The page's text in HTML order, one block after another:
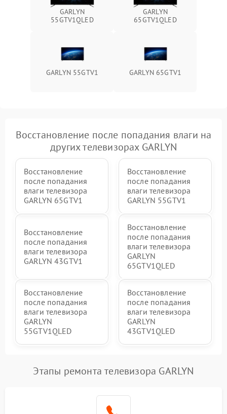
GARLYN
55GTV1QLED
GARLYN
65GTV1QLED
GARLYN 55GTV1 GARLYN 65GTV1
Восстановление после попадания влаги на
других телевизорах GARLYN
Восстановление
после попадания
влаги телевизора
GARLYN 65GTV1
Восстановление
после попадания
влаги телевизора
GARLYN 55GTV1
Восстановление
после попадания
влаги телевизора
GARLYN 43GTV1
Восстановление
после попадания
влаги телевизора
GARLYN
65GTV1QLED
Восстановление
после попадания
влаги телевизора
GARLYN
55GTV1QLED
Восстановление
после попадания
влаги телевизора
GARLYN
43GTV1QLED
Этапы ремонта телевизора GARLYN